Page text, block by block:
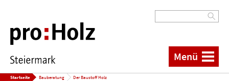
Menü
Startseite Bauberatung Der Baustoff Holz